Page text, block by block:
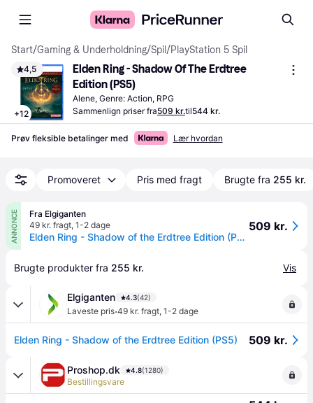
Start/Gaming & Underholdning/Spil /PlayStation 5 Spil
4,5
+12
Elden Ring - Shadow Of The Erdtree
Edition (PS5)
Alene, Genre: Action, RPG
Sammenlign priser fra509 kr.til544 kr.
Prøv fleksible betalinger med Lær hvordan
Promoveret Pris med fragt Brugte fra 255 kr.
ANNONCE
Fra Elgiganten
49 kr. fragt, 1-2 dage
Elden Ring - Shadow of the Erdtree Edition (PS5)
509 kr.
Brugte produkter fra 255 kr. Vis
Elgiganten 4.3(42)
Laveste pris·49 kr. fragt, 1-2 dage
Elden Ring - Shadow of the Erdtree Edition (PS5) 509 kr.
Proshop.dk 4.8(1280)
Bestillingsvare